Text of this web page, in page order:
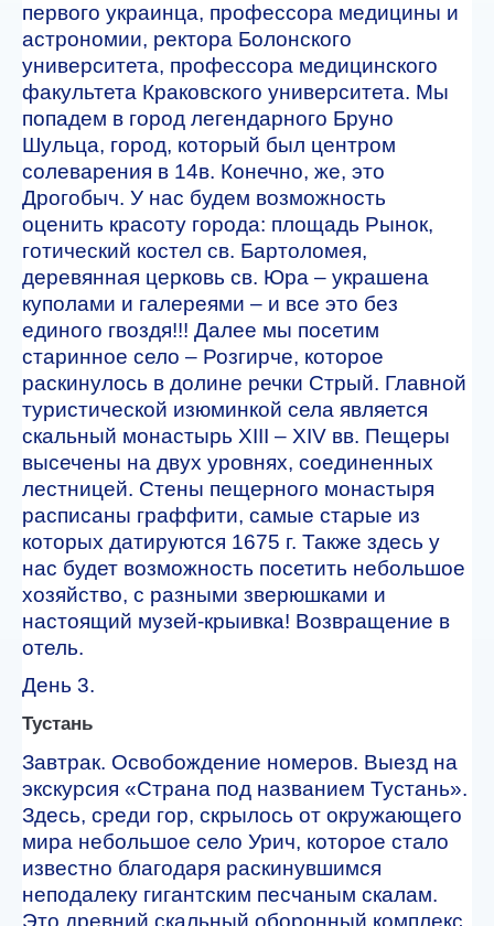
первого украинца, профессора медицины и
астрономии, ректора Болонского
университета, профессора медицинского
факультета Краковского университета. Мы
попадем в город легендарного Бруно
Шульца, город, который был центром
солеварения в 14в. Конечно, же, это
Дрогобыч. У нас будем возможность
оценить красоту города: площадь Рынок,
готический костел св. Бартоломея,
деревянная церковь св. Юра – украшена
куполами и галереями – и все это без
единого гвоздя!!! Далее мы посетим
старинное село – Розгирче, которое
раскинулось в долине речки Стрый. Главной
туристической изюминкой села является
скальный монастырь XIII – XIV вв. Пещеры
высечены на двух уровнях, соединенных
лестницей. Стены пещерного монастыря
расписаны граффити, самые старые из
которых датируются 1675 г. Также здесь у
нас будет возможность посетить небольшое
хозяйство, с разными зверюшками и
настоящий музей-крыивка! Возвращение в
отель.
День 3.
Тустань
Завтрак. Освобождение номеров. Выезд на
экскурсия «Страна под названием Тустань».
Здесь, среди гор, скрылось от окружающего
мира небольшое село Урич, которое стало
известно благодаря раскинувшимся
неподалеку гигантским песчаным скалам.